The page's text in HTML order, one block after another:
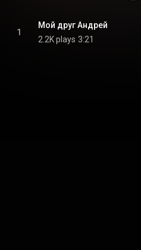
1
Мой друг Андрей
2.2K plays 3:21